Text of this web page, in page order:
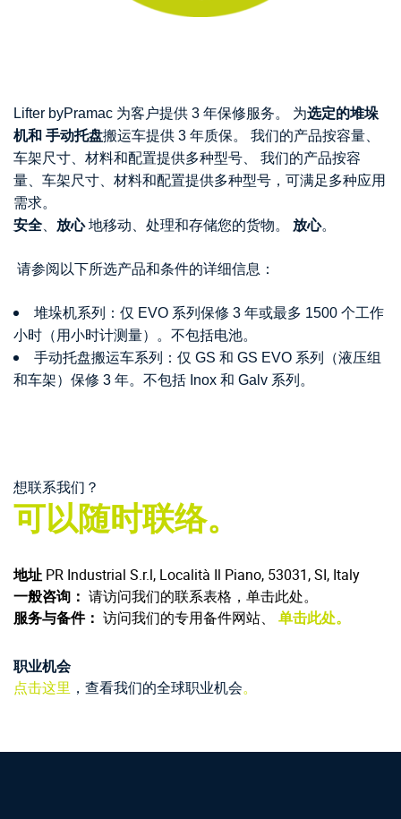
Lifter byPramac 为客户提供 3 年保修服务。 为选定的堆垛
机和 手动托盘搬运车提供 3 年质保。 我们的产品按容量、
车架尺寸、材料和配置提供多种型号、 我们的产品按容
量、车架尺寸、材料和配置提供多种型号，可满足多种应用
需求。
安全
放心地移动、处理和存储您的货物。 放心。
请参阅以下所选产品和条件的详细信息：
堆垛机系列：仅 EVO 系列保修 3 年或最多 1500 个工作
小时（用小时计测量）。不包括电池。
手动托盘搬运车系列：仅 GS 和 GS EVO 系列（液压组
和车架）保修 3 年。不包括 Inox 和 Galv 系列。
想联系我们？
可以随时联络。
地址 PR Industrial S.r.l, Località Il Piano, 53031, SI, Italy
一般咨询： 请访问我们的联系表格，单击此处。
服务与备件： 访问我们的专用备件网站、 单击此处。
职业机会
点击这里 ，查看我们的全球职业机会。